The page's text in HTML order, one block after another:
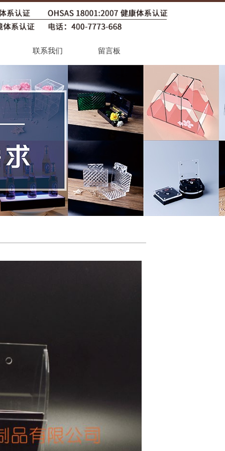
联系我们 留言板